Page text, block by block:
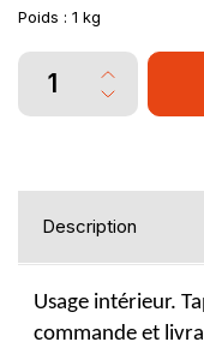
Poids : 1 kg
Description
Usage intérieur.
commande et